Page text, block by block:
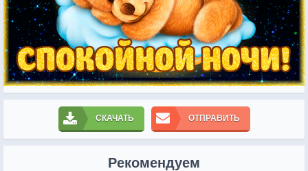
СКАЧАТЬ ОТПРАВИТЬ
Рекомендуем